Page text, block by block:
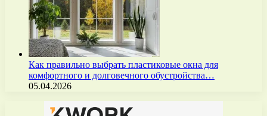
Как правильно выбрать пластиковые окна для
комфортного и долговечного обустройства…
05.04.2026